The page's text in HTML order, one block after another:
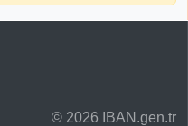
© 2026 IBAN.gen.tr